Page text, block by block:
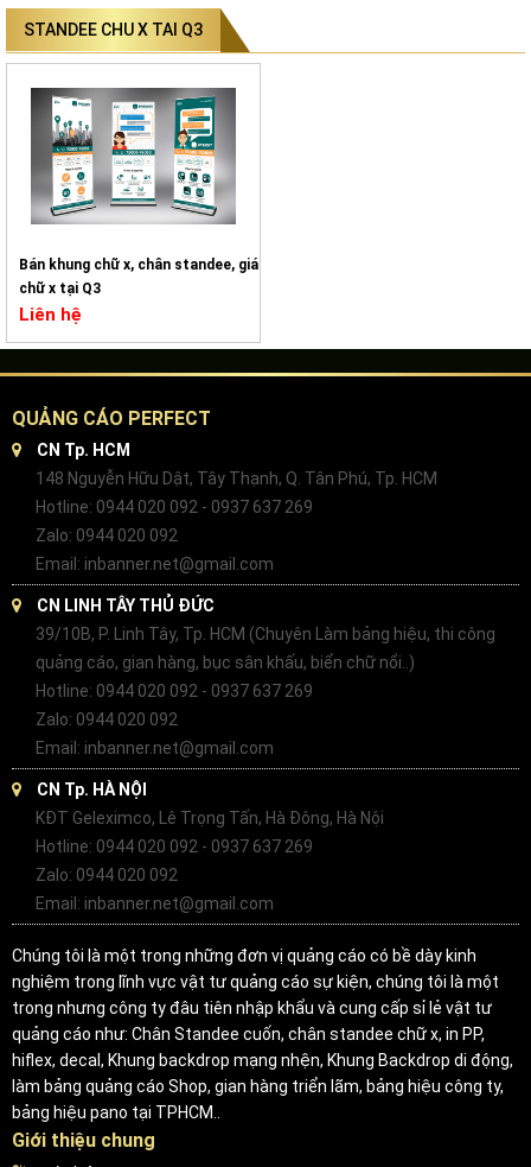
STANDEE CHU X TAI Q3
Bán khung chữ x, chân standee, giá
chữ x tại Q3
Liên hệ
QUẢNG CÁO PERFECT
CN Tp. HCM
148 Nguyễn Hữu Dật, Tây Thạnh, Q. Tân Phú, Tp. HCM
Hotline: 0944 020 092 - 0937 637 269
Zalo: 0944 020 092
Email: inbanner.net@gmail.com
CN LINH TÂY THỦ ĐỨC
39/10B, P. Linh Tây, Tp. HCM (Chuyên Làm bảng hiệu, thi công
quảng cáo, gian hàng, bục sân khấu, biển chữ nổi..)
Hotline: 0944 020 092 - 0937 637 269
Zalo: 0944 020 092
Email: inbanner.net@gmail.com
CN Tp. HÀ NỘI
KĐT Geleximco, Lê Trọng Tấn, Hà Đông, Hà Nội
Hotline: 0944 020 092 - 0937 637 269
Zalo: 0944 020 092
Email: inbanner.net@gmail.com
Chúng tôi là một trong những đơn vị quảng cáo có bề dày kinh
nghiệm trong lĩnh vực vật tư quảng cáo sự kiện, chúng tôi là một
trong nhưng công ty đâu tiên nhập khẩu và cung cấp sỉ lẻ vật tư
quảng cáo như: Chân Standee cuốn, chân standee chữ x, in PP,
hiflex, decal, Khung backdrop mạng nhện, Khung Backdrop di động,
làm bảng quảng cáo Shop, gian hàng triển lãm, bảng hiệu công ty,
bảng hiệu pano tại TPHCM..
Giới thiệu chung